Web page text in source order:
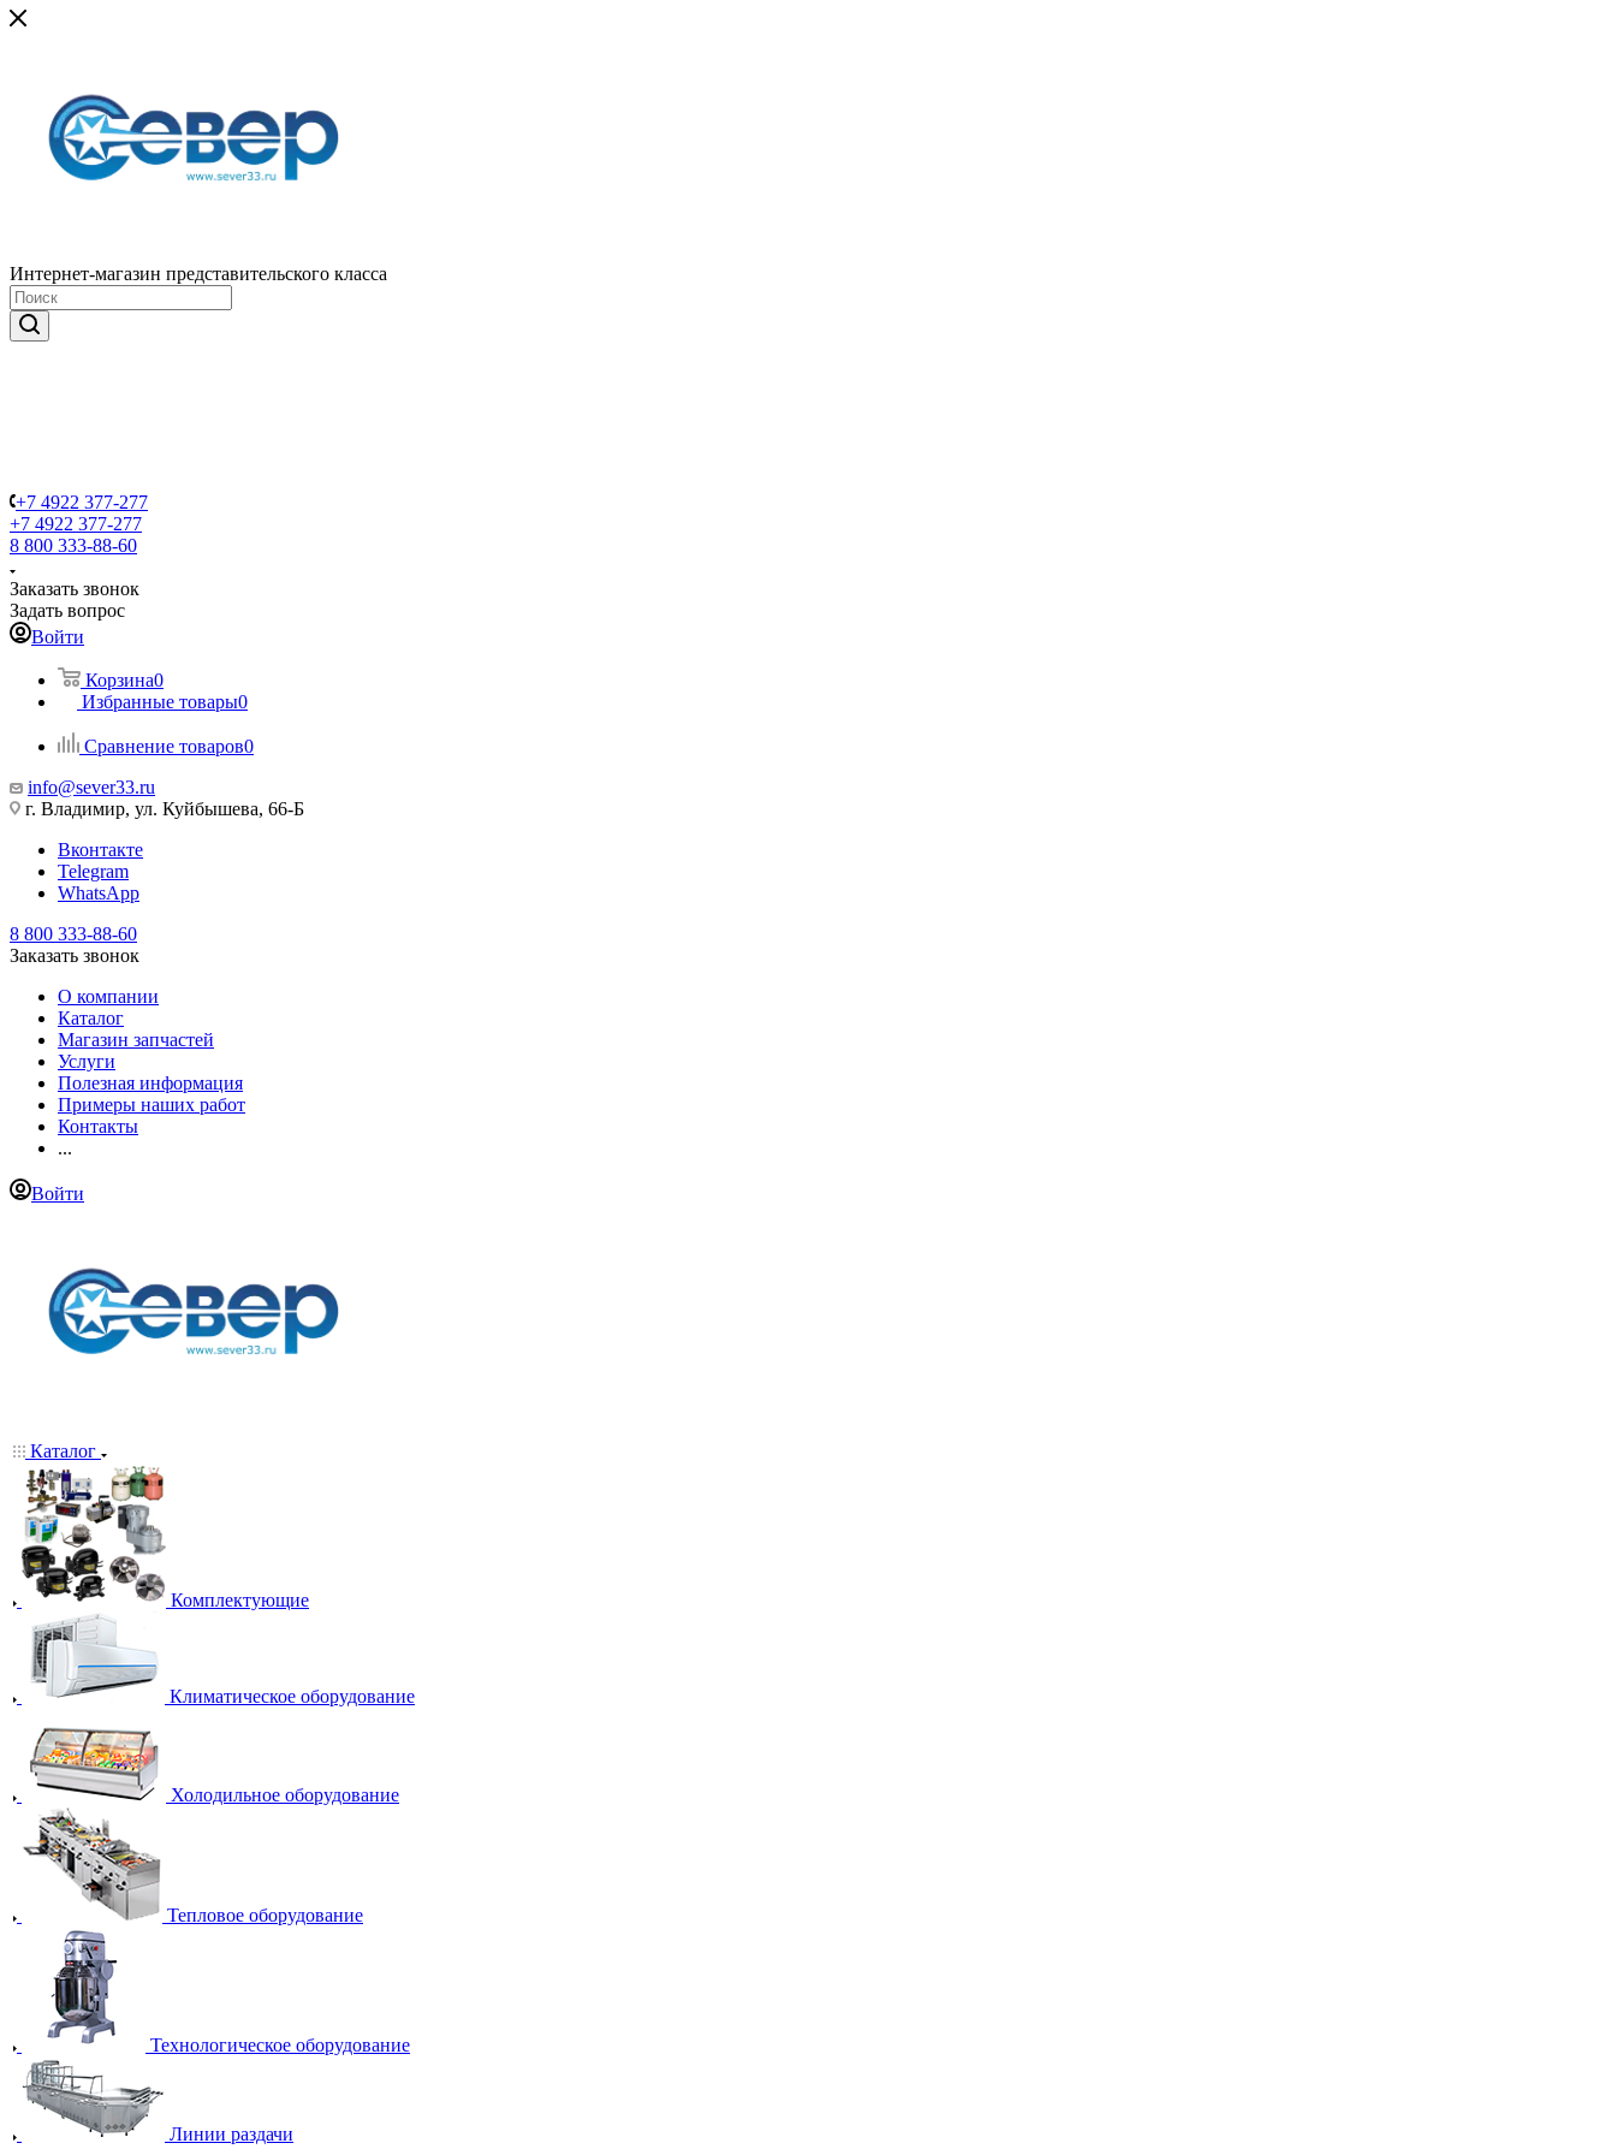
Интернет-магазин представительского класса
+7 4922 377-277
+7 4922 377-277
8 800 333-88-60
Заказать звонок
Задать вопрос
Войти
Корзина0
Избранные товары0
Сравнение товаров0
info@sever33.ru
г. Владимир, ул. Куйбышева, 66-Б
Вконтакте
Telegram
WhatsApp
8 800 333-88-60
Заказать звонок
О компании
Каталог
Магазин запчастей
Услуги
Полезная информация
Примеры наших работ
Контакты
...
Войти
Каталог
Комплектующие
Климатическое оборудование
Холодильное оборудование
Тепловое оборудование
Технологическое оборудование
Линии раздачи